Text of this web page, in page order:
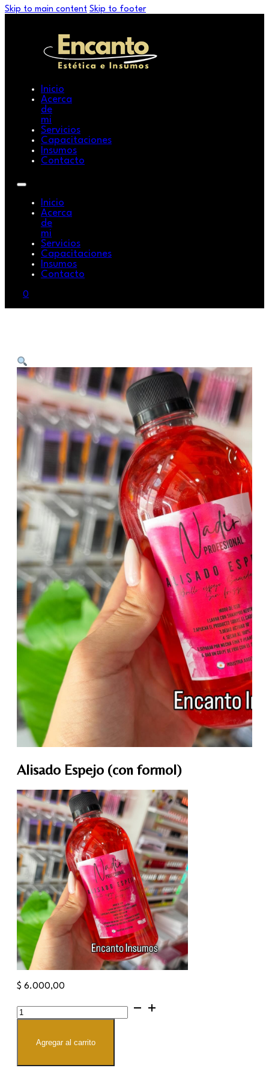
Skip to main content Skip to footer
Inicio
Acerca
de
mi
Servicios
Capacitaciones
Insumos
Contacto
Inicio
Acerca
de
mi
Servicios
Capacitaciones
Insumos
Contacto
0
Alisado Espejo (con formol)
$ 6.000,00
Alisado
Espejo
(con
cantidadAgregar al carrito